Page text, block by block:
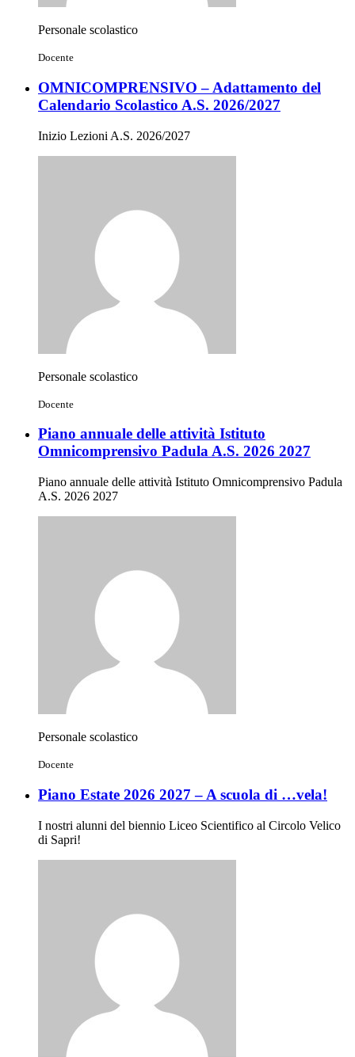
Personale scolastico
Docente
OMNICOMPRENSIVO – Adattamento del
Calendario Scolastico A.S. 2026/2027
Inizio Lezioni A.S. 2026/2027
Personale scolastico
Docente
Piano annuale delle attività Istituto
Omnicomprensivo Padula A.S. 2026 2027
Piano annuale delle attività Istituto Omnicomprensivo Padula
A.S. 2026 2027
Personale scolastico
Docente
Piano Estate 2026 2027 – A scuola di …vela!
I nostri alunni del biennio Liceo Scientifico al Circolo Velico
di Sapri!